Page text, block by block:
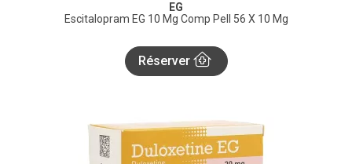
EG
Escitalopram EG 10 Mg Comp Pell 56 X 10 Mg
Réserver